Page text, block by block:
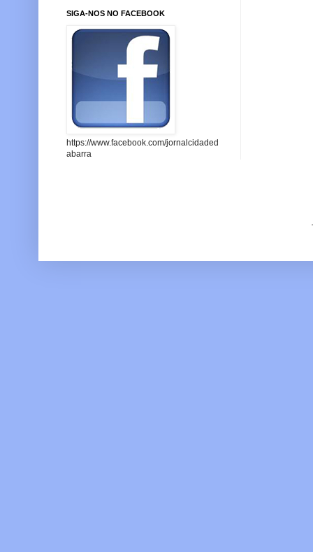
SIGA-NOS NO FACEBOOK
https://www.facebook.com/jornalcidaded
abarra